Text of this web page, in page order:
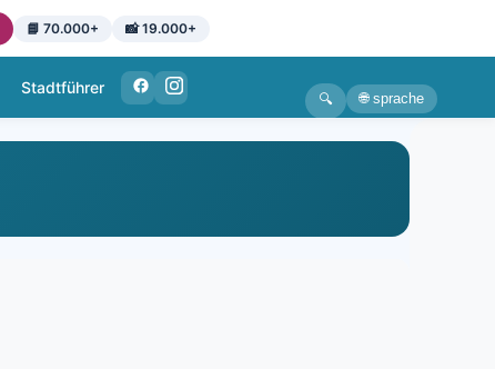
📘 70.000+ 📸 19.000+
Stadtführer
🔍 🌐 sprache